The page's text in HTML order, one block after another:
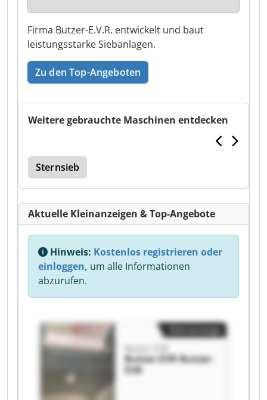
Firma Butzer-E.V.R. entwickelt und baut
leistungsstarke Siebanlagen.
Zu den Top-Angeboten
Weitere gebrauchte Maschinen entdecken
Sternsieb
Aktuelle Kleinanzeigen & Top-Angebote
Hinweis: Kostenlos registrieren oder
einloggen, um alle Informationen
abzurufen.
Butzer-EVR
Butzer-EVR Butzer-
EVR